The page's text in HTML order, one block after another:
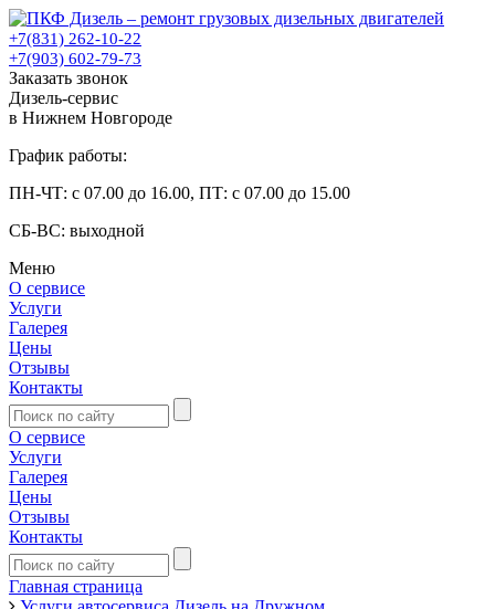
+7(831) 262-10-22
+7(903) 602-79-73
Заказать звонок
Дизель-сервис
в Нижнем Новгороде
График работы:
ПН-ЧТ: с 07.00 до 16.00, ПТ: с 07.00 до 15.00
СБ-ВС: выходной
Меню
О сервисе
Услуги
Галерея
Цены
Отзывы
Контакты
О сервисе
Услуги
Галерея
Цены
Отзывы
Контакты
Главная страница